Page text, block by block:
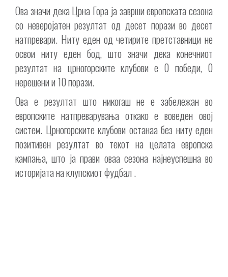
Ова значи дека Црна Гора ја заврши европската сезона
со неверојатен резултат од десет порази во десет
натпревари. Ниту еден од четирите претставници не
освои ниту еден бод, што значи дека конечниот
резултат на црногорските клубови е 0 победи, 0
нерешени и 10 порази.
Ова е резултат што никогаш не е забележан во
европските натпреварувања откако е воведен овој
систем. Црногорските клубови останаа без ниту еден
позитивен резултат во текот на целата европска
кампања, што ја прави оваа сезона најнеуспешна во
историјата на клупскиот фудбал .